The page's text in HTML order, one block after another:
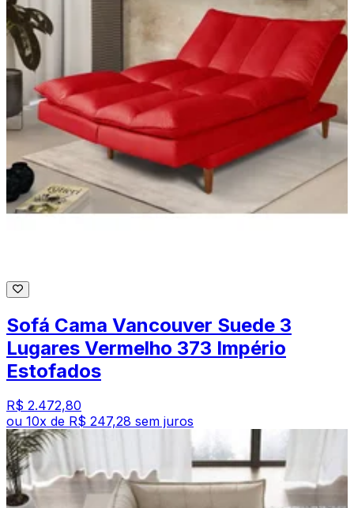
Sofá Cama Vancouver Suede 3
Lugares Vermelho 373 Império
Estofados
R$ 2.472,80
ou 10x de R$ 247,28 sem juros